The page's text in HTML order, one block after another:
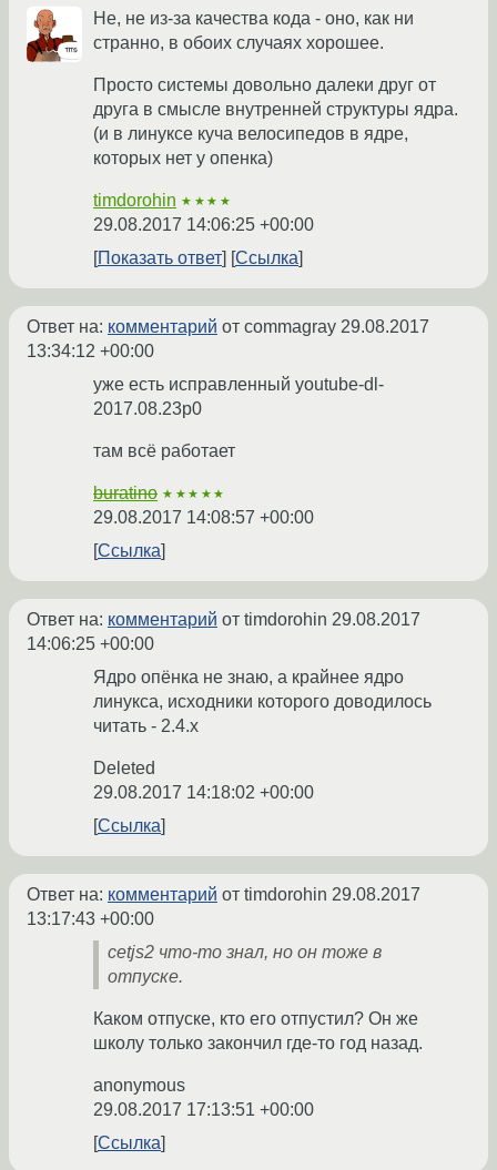
Не, не из-за качества кода - оно, как ни
странно, в обоих случаях хорошее.
Просто системы довольно далеки друг от
друга в смысле внутренней структуры ядра.
(и в линуксе куча велосипедов в ядре,
которых нет у опенка)
timdorohin ★★★★
29.08.2017 14:06:25 +00:00
Показать ответ
Ссылка
Ответ на: комментарий от commagray 29.08.2017
13:34:12 +00:00
уже есть исправленный youtube-dl-
2017.08.23p0
там всё работает
buratino ★★★★★
29.08.2017 14:08:57 +00:00
Ссылка
Ответ на: комментарий от timdorohin 29.08.2017
14:06:25 +00:00
Ядро опёнка не знаю, а крайнее ядро
линукса, исходники которого доводилось
читать - 2.4.х
Deleted
29.08.2017 14:18:02 +00:00
Ссылка
Ответ на: комментарий от timdorohin 29.08.2017
13:17:43 +00:00
cetjs2 что-то знал, но он тоже в
отпуске.
Каком отпуске, кто его отпустил? Он же
школу только закончил где-то год назад.
anonymous
29.08.2017 17:13:51 +00:00
Ссылка